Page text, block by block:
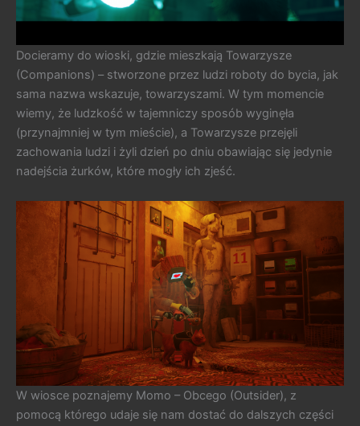
Docieramy do wioski, gdzie mieszkają Towarzysze
(Companions) – stworzone przez ludzi roboty do bycia, jak
sama nazwa wskazuje, towarzyszami. W tym momencie
wiemy, że ludzkość w tajemniczy sposób wyginęła
(przynajmniej w tym mieście), a Towarzysze przejęli
zachowania ludzi i żyli dzień po dniu obawiając się jedynie
nadejścia żurków, które mogły ich zjeść.
W wiosce poznajemy Momo – Obcego (Outsider), z
pomocą którego udaje się nam dostać do dalszych części